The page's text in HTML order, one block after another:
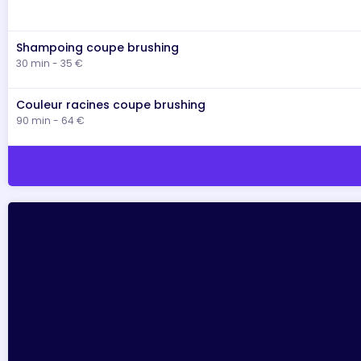
Shampoing coupe brushing
30 min - 35 €
Couleur racines coupe brushing
90 min - 64 €